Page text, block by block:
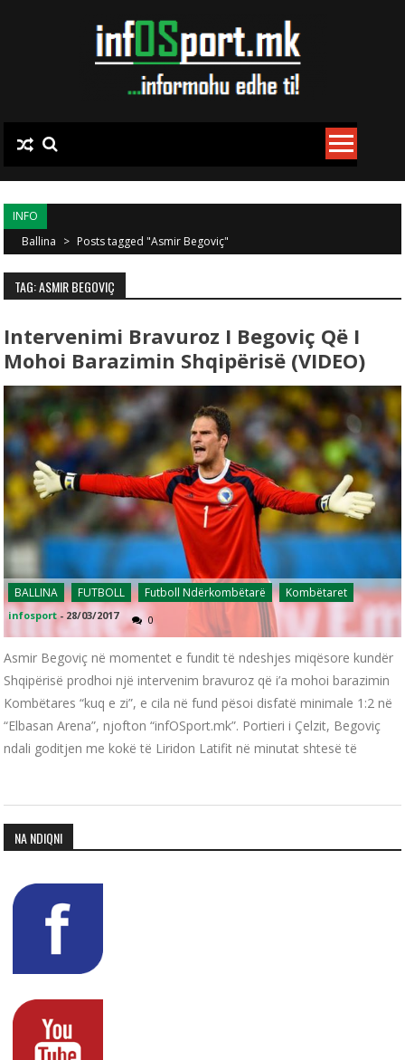
INFO
Ballina > Posts tagged "Asmir Begoviç"
TAG: ASMIR BEGOVIÇ
Intervenimi Bravuroz I Begoviç Që I
Mohoi Barazimin Shqipërisë (VIDEO)
BALLINA FUTBOLL Futboll Ndërkombëtarë Kombëtaret
infosport - 28/03/2017 0
Asmir Begoviç në momentet e fundit të ndeshjes miqësore kundër
Shqipërisë prodhoi një intervenim bravuroz që i’a mohoi barazimin
Kombëtares “kuq e zi”, e cila në fund pësoi disfatë minimale 1:2 në
“Elbasan Arena”, njofton “infOSport.mk”. Portieri i Çelzit, Begoviç
ndali goditjen me kokë të Liridon Latifit në minutat shtesë të
NA NDIQNI